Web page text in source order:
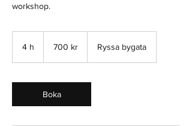
workshop.
4 h
kronor700 kr Ryssa bygata
Boka